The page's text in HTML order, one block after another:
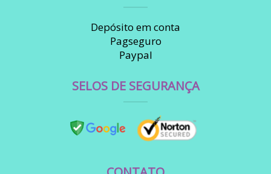
Depósito em conta
Pagseguro
Paypal
SELOS DE SEGURANÇA